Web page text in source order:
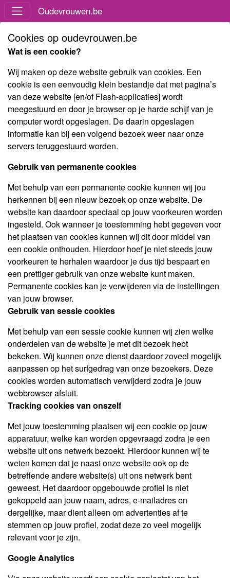
Oudevrouwen.be
Cookies op oudevrouwen.be
Wat is een cookie?
Wij maken op deze website gebruik van cookies. Een
cookie is een eenvoudig klein bestandje dat met pagina’s
van deze website [en/of Flash-applicaties] wordt
meegestuurd en door je browser op je harde schijf van je
computer wordt opgeslagen. De daarin opgeslagen
informatie kan bij een volgend bezoek weer naar onze
servers teruggestuurd worden.
Gebruik van permanente cookies
Met behulp van een permanente cookie kunnen wij jou
herkennen bij een nieuw bezoek op onze website. De
website kan daardoor speciaal op jouw voorkeuren worden
ingesteld. Ook wanneer je toestemming hebt gegeven voor
het plaatsen van cookies kunnen wij dit door middel van
een cookie onthouden. Hierdoor hoef je niet steeds jouw
voorkeuren te herhalen waardoor je dus tijd bespaart en
een prettiger gebruik van onze website kunt maken.
Permanente cookies kan je verwijderen via de instellingen
van jouw browser.
Gebruik van sessie cookies
Met behulp van een sessie cookie kunnen wij zien welke
onderdelen van de website je met dit bezoek hebt
bekeken. Wij kunnen onze dienst daardoor zoveel mogelijk
aanpassen op het surfgedrag van onze bezoekers. Deze
cookies worden automatisch verwijderd zodra je jouw
webbrowser afsluit.
Tracking cookies van onszelf
Met jouw toestemming plaatsen wij een cookie op jouw
apparatuur, welke kan worden opgevraagd zodra je een
website uit ons netwerk bezoekt. Hierdoor kunnen wij te
weten komen dat je naast onze website ook op de
betreffende andere website(s) uit ons netwerk bent
geweest. Het daardoor opgebouwde profiel is niet
gekoppeld aan jouw naam, adres, e-mailadres en
dergelijke, maar dient alleen om advertenties af te
stemmen op jouw profiel, zodat deze zo veel mogelijk
relevant voor je zijn.
Google Analytics